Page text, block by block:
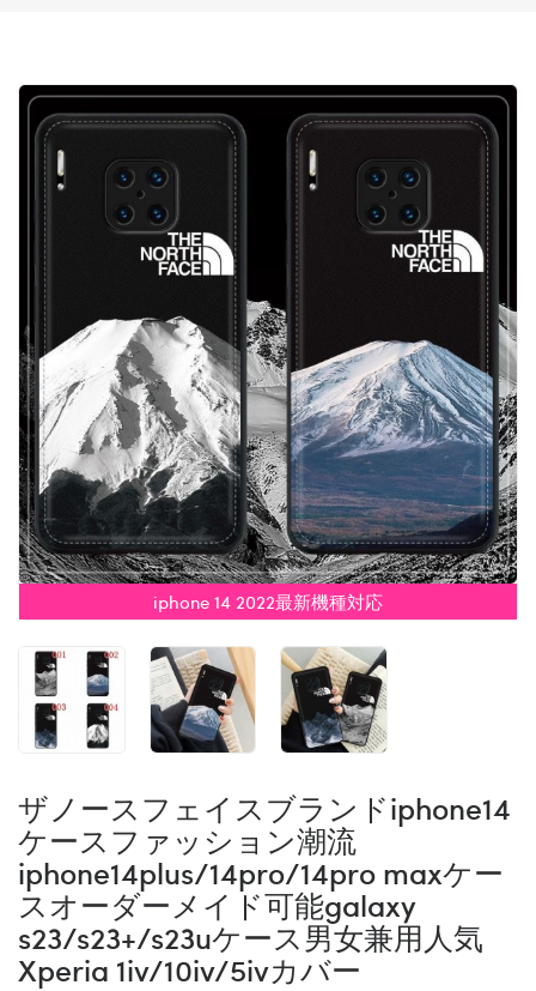
iphone 14 2022最新機種対応
ザノースフェイスブランドiphone14
ケースファッション潮流
iphone14plus/14pro/14pro maxケー
スオーダーメイド可能galaxy
s23/s23+/s23uケース男女兼用人気
Xperia 1iv/10iv/5ivカバー